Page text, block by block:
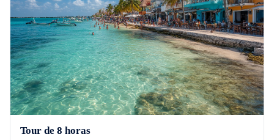
Tour de 8 horas